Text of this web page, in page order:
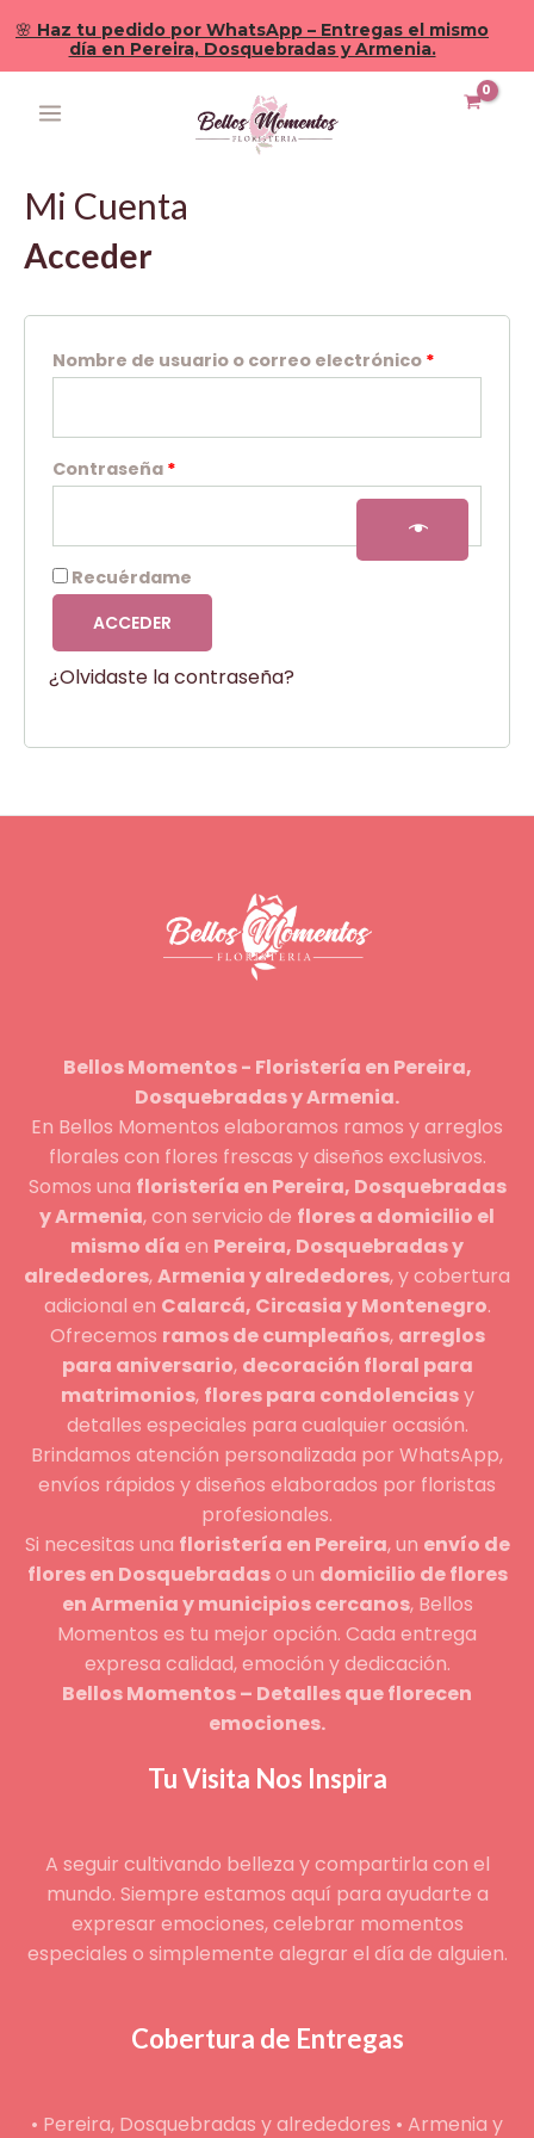
Mi Cuenta
Acceder
Nombre de usuario o correo electrónico *
Contraseña *
Recuérdame
ACCEDER
¿Olvidaste la contraseña?
Bellos Momentos - Floristería en Pereira,
Dosquebradas y Armenia.
En Bellos Momentos elaboramos ramos y arreglos
florales con flores frescas y diseños exclusivos.
Somos una floristería en Pereira, Dosquebradas
y Armenia, con servicio de flores a domicilio el
mismo día en Pereira, Dosquebradas y
alrededores,Armenia y alrededores, y cobertura
adicional en Calarcá, Circasia y Montenegro.
Ofrecemos ramos de cumpleaños, arreglos
para aniversario, decoración floral para
matrimonios, flores para condolenciasy
detalles especiales para cualquier ocasión.
Brindamos atención personalizada por WhatsApp,
envíos rápidos y diseños elaborados por floristas
profesionales.
Si necesitas una floristería en Pereira, un envío de
flores en Dosquebradaso un domicilio de flores
en Armenia y municipios cercanos, Bellos
Momentos es tu mejor opción. Cada entrega
expresa calidad, emoción y dedicación.
Bellos Momentos – Detalles que florecen
emociones.
Tu Visita Nos Inspira
A seguir cultivando belleza y compartirla con el
mundo. Siempre estamos aquí para ayudarte a
expresar emociones, celebrar momentos
especiales o simplemente alegrar el día de alguien.
Cobertura de Entregas
• Pereira, Dosquebradas y alrededores • Armenia y
🌸 Haz tu pedido por WhatsApp – Entregas el mismo
día en Pereira, Dosquebradas y Armenia.